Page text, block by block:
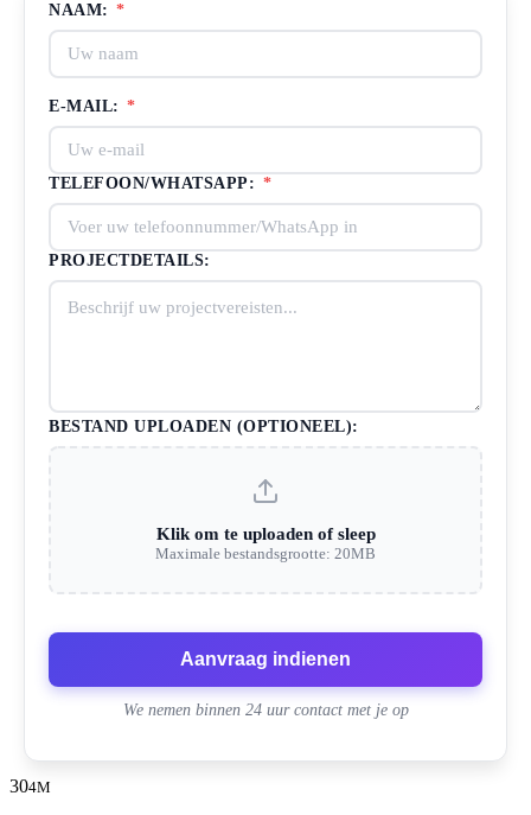
NAAM: *
E-MAIL: *
TELEFOON/WHATSAPP: *
PROJECTDETAILS:
BESTAND UPLOADEN (OPTIONEEL):
Klik om te uploaden of sleep
Maximale bestandsgrootte: 20MB
Aanvraag indienen
We nemen binnen 24 uur contact met je op
304M